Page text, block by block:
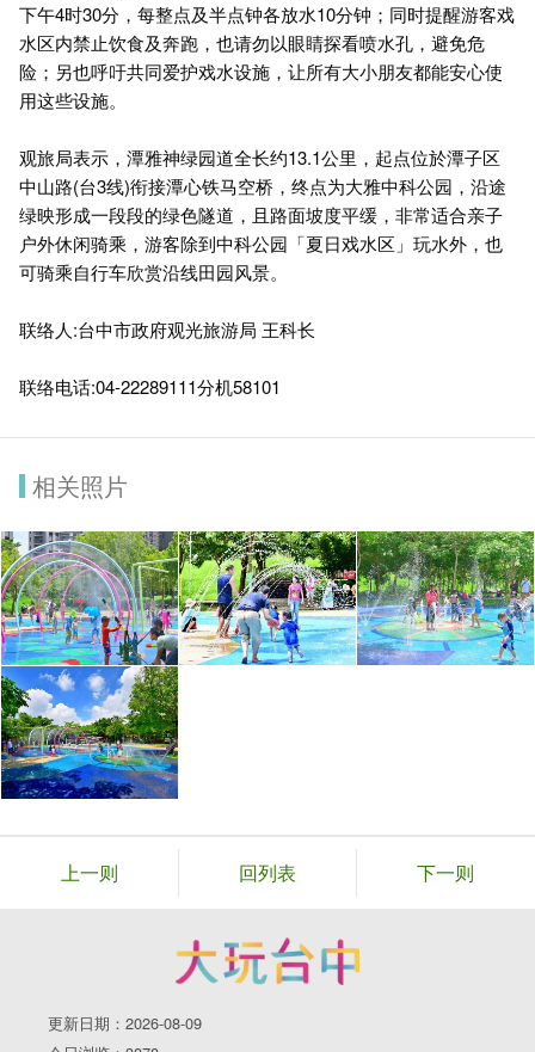
下午4时30分，每整点及半点钟各放水10分钟；同时提醒游客戏
水区内禁止饮食及奔跑，也请勿以眼睛探看喷水孔，避免危
险；另也呼吁共同爱护戏水设施，让所有大小朋友都能安心使
用这些设施。
观旅局表示，潭雅神绿园道全长约13.1公里，起点位於潭子区
中山路(台3线)衔接潭心铁马空桥，终点为大雅中科公园，沿途
绿映形成一段段的绿色隧道，且路面坡度平缓，非常适合亲子
户外休闲骑乘，游客除到中科公园「夏日戏水区」玩水外，也
可骑乘自行车欣赏沿线田园风景。
联络人:台中市政府观光旅游局 王科长
联络电话:04-22289111分机58101
相关照片
上一则 回列表 下一则
更新日期：2026-08-09